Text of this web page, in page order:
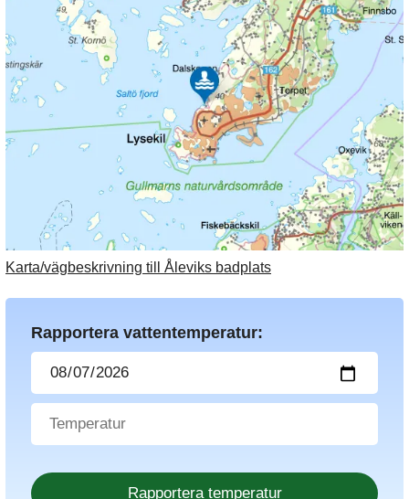
Karta/vägbeskrivning till Åleviks badplats
Rapportera vattentemperatur: